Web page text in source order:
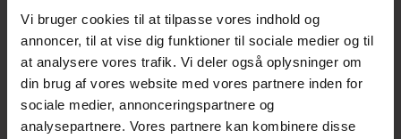
Vi bruger cookies til at tilpasse vores indhold og
annoncer, til at vise dig funktioner til sociale medier og til
at analysere vores trafik. Vi deler også oplysninger om
din brug af vores website med vores partnere inden for
sociale medier, annonceringspartnere og
analysepartnere. Vores partnere kan kombinere disse